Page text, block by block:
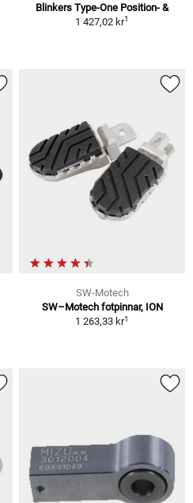
Blinkers Type-One Position- &
1 427,02 kr1
SW-Motech
SW–Motech fotpinnar, ION
1 263,33 kr1